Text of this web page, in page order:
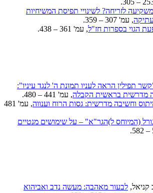
משקיעה לזריחה? לשינויי תפיסת המשיחיות
, עמ' 307 – 359.
הגוי בספרות חז"ל, עמ' 361 – 438.
תפילין הראה לעניו תמונת ה' לנגד עיניו":
מדרשית בראשית הקבלה, עמ' 441 – 480.
וחשיבה מדרשית: גסות הרוח וענווה
, עמ' 481
(המיוחס ל)הגר"א" – על שימושים מנטיים
קניאל, לבעור מאהבה: מעשה נדב ואביהוא